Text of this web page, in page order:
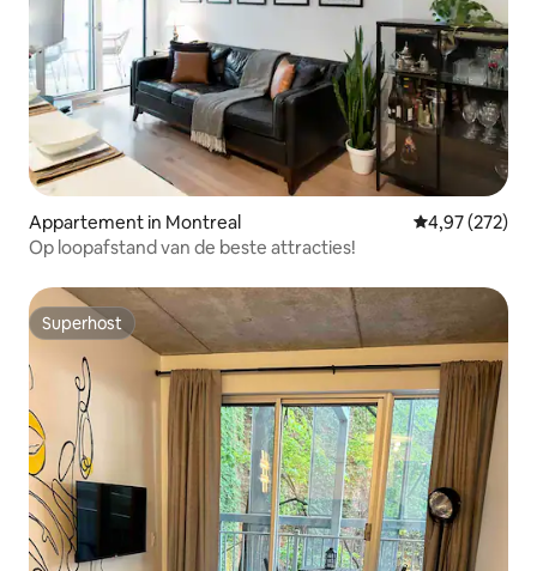
Appartement in Montreal Gemiddelde
4,97 (272)
Op loopafstand van de beste attracties!
Superhost
Superhost